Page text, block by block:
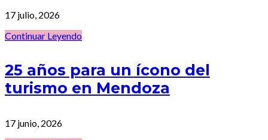
17 julio, 2026
Continuar Leyendo
25 años para un ícono del
turismo en Mendoza
17 junio, 2026